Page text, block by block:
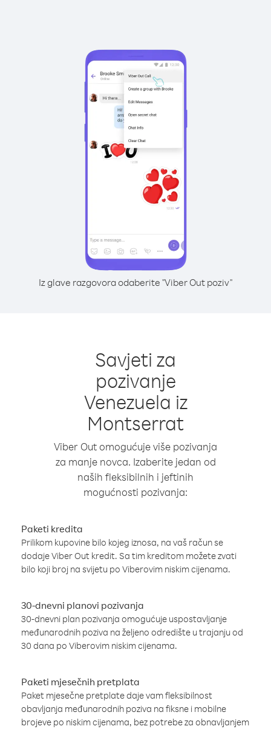
Iz glave razgovora odaberite "Viber Out poziv"
Savjeti za
pozivanje
Venezuela iz
Montserrat
Viber Out omogućuje više pozivanja
za manje novca. Izaberite jedan od
naših fleksibilnih i jeftinih
mogućnosti pozivanja:
Paketi kredita
Prilikom kupovine bilo kojeg iznosa, na vaš račun se
dodaje Viber Out kredit. Sa tim kreditom možete zvati
bilo koji broj na svijetu po Viberovim niskim cijenama.
30-dnevni planovi pozivanja
30-dnevni plan pozivanja omogućuje uspostavljanje
međunarodnih poziva na željeno odredište u trajanju od
30 dana po Viberovim niskim cijenama.
Paketi mjesečnih pretplata
Paket mjesečne pretplate daje vam fleksibilnost
obavljanja međunarodnih poziva na fiksne i mobilne
brojeve po niskim cijenama, bez potrebe za obnavljanjem